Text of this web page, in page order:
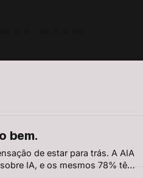
bem.
de estar para trás. A AIA
IA, e os mesmos 78% têm